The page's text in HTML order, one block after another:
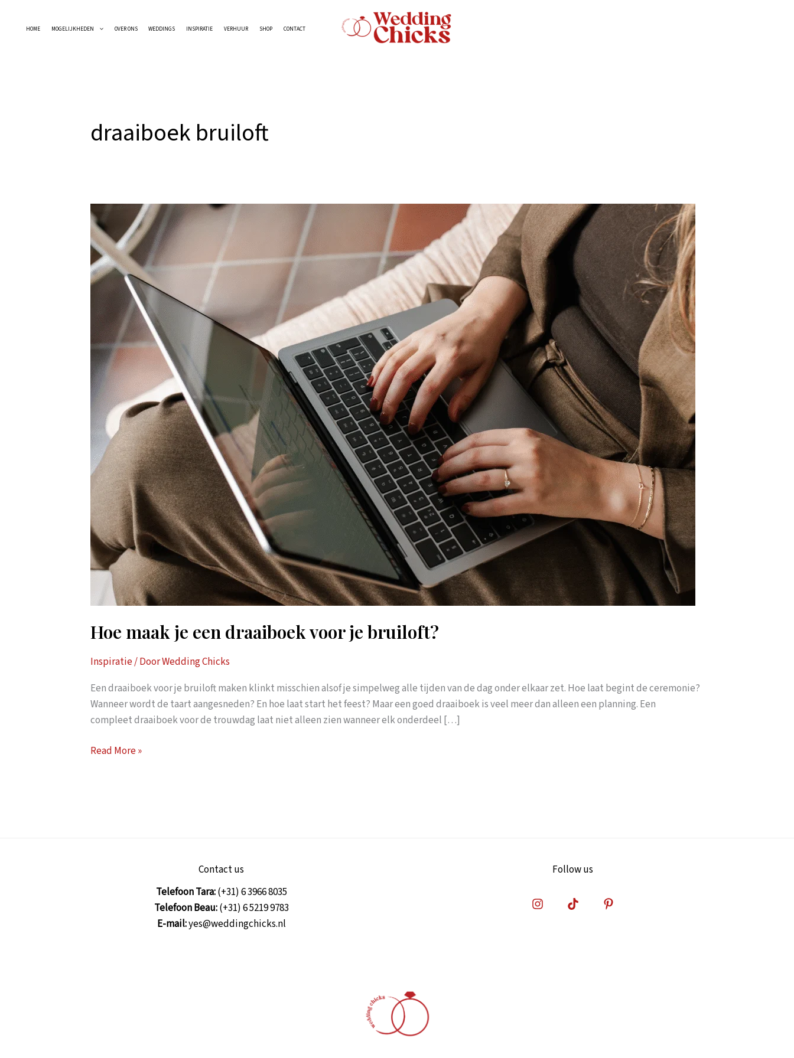
HOME MOGELIJKHEDEN OVER ONS WEDDINGS INSPIRATIE VERHUUR SHOP CONTACT
draaiboek bruiloft
Hoe maak je een draaiboek voor je bruiloft?
Inspiratie/ DoorWedding Chicks
Een draaiboek voor je bruiloft maken klinkt misschien alsof je simpelweg alle tijden van de dag onder elkaar zet. Hoe laat begint de ceremonie?
Wanneer wordt de taart aangesneden? En hoe laat start het feest? Maar een goed draaiboek is veel meer dan alleen een planning. Een
compleet draaiboek voor de trouwdag laat niet alleen zien wanneer elk onderdeel […]
Hoe
Read More »
Contact us
Telefoon Tara:(+31) 6 3966 8035
Telefoon Beau:(+31) 6 5219 9783
E-mail:yes@weddingchicks.nl
Follow us